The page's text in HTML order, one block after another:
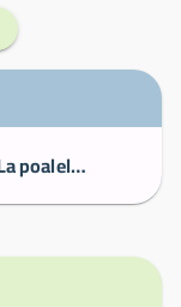
Camping Lac de Serre-Ponçon - Alpi | La poalele munților